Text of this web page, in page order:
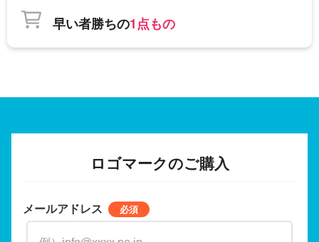
早い者勝ちの1点もの
ロゴマークのご購入
メールアドレス